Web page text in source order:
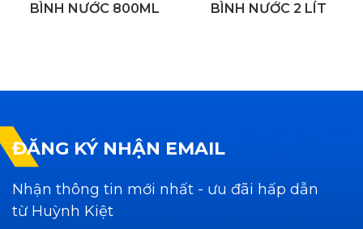
BÌNH NƯỚC 800ML BÌNH NƯỚC 2 LÍT
ĐĂNG KÝ NHẬN EMAIL
Nhận thông tin mới nhất - ưu đãi hấp dẫn
từ Huỳnh Kiệt